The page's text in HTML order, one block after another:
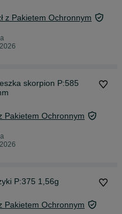
z Pakietem Ochronnym
skorpion P:585
Pakietem Ochronnym
P:375 1,56g
Pakietem Ochronnym